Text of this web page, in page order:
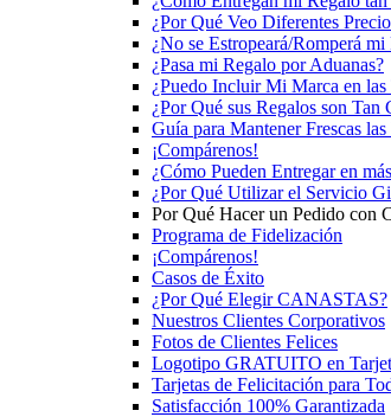
¿Por Qué Veo Diferentes
¿No se Estropeará/Romperá mi
¿Pasa mi Regalo por Aduanas?
¿Puedo Incluir Mi Marca en las
¿Por Qué sus Regalos son Tan
Guía para Mantener Frescas las
¡Compárenos!
¿Cómo Pueden Entregar en
¿Por Qué Utilizar el Servicio
Por Qué Hacer un Pedido con
Programa de Fidelización
¡Compárenos!
Casos de Éxito
¿Por Qué Elegir CANASTAS?
Nuestros Clientes Corporativos
Fotos de Clientes Felices
Logotipo GRATUITO en
Tarjetas de Felicitación para
Satisfacción 100% Garantizada